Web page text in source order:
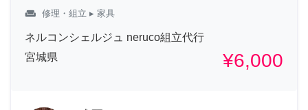
weekend 修理・組立 ▸ 家具
ネルコンシェルジュ neruco組立代行
宮城県
¥6,000